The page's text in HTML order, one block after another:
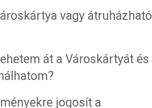
vagy átruházható
át a Városkártyát és
jogosít a